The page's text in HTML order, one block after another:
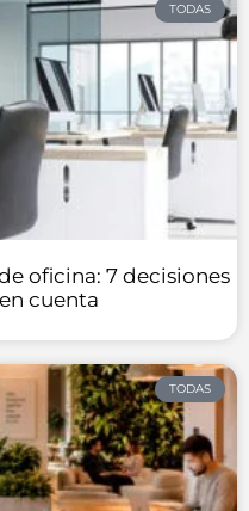
TODAS
oficina: 7 decisiones
cuenta
TODAS